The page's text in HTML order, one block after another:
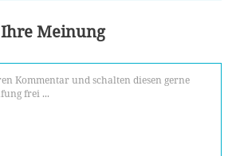
Ihre Meinung